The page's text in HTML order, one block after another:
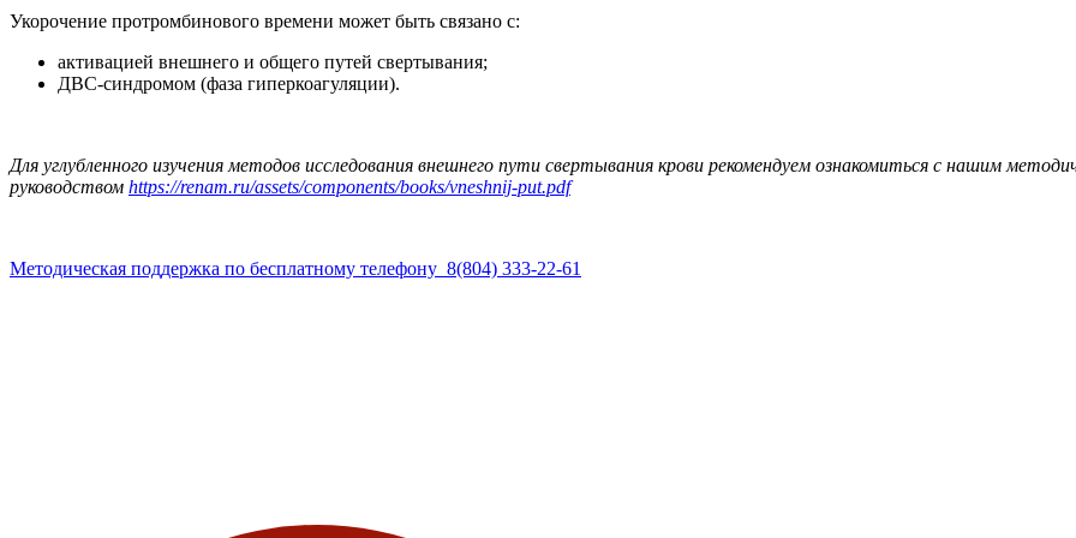
Укорочение протромбинового времени может быть связано с:
активацией внешнего и общего путей свертывания;
ДВС-синдромом (фаза гиперкоагуляции).
Для углубленного изучения методов исследования внешнего пути свертывания крови рекомендуем ознакомиться с нашим
руководством https://renam.ru/assets/components/books/vneshnij-put.pdf
Методическая поддержка по бесплатному телефону 8(804) 333-22-61